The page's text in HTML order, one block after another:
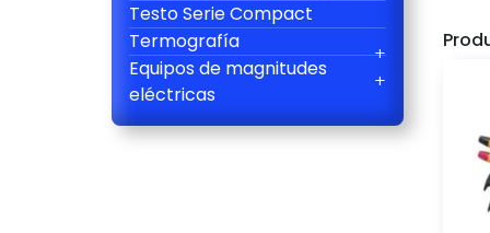
Testo Serie Compact
Termografía
Equipos de magnitudes
eléctricas